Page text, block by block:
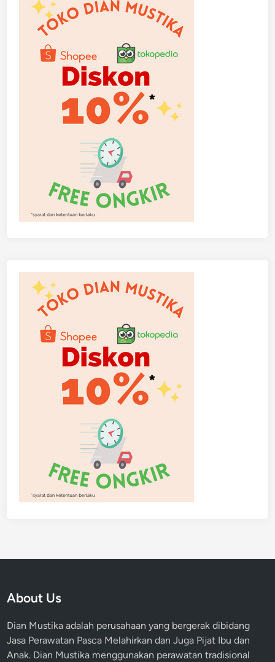
About Us
Dian Mustika adalah perusahaan yang bergerak dibidang
Jasa Perawatan Pasca Melahirkan dan Juga Pijat Ibu dan
Anak. Dian Mustika menggunakan perawatan tradisional